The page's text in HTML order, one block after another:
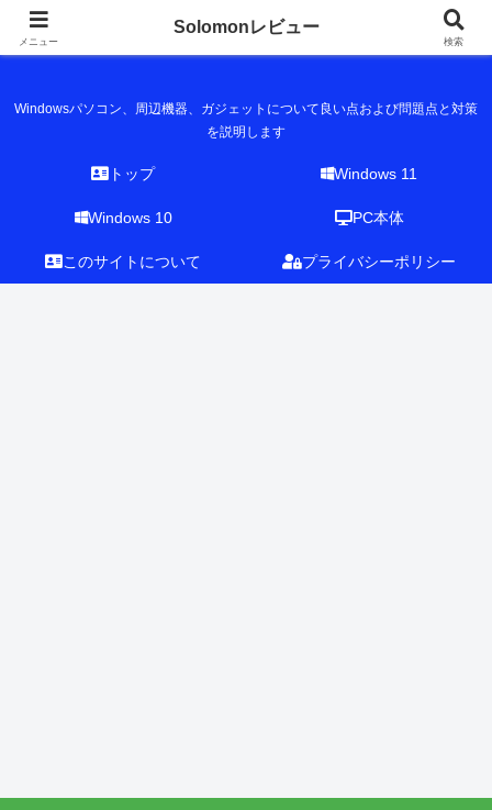
Solomonレビュー
Windowsパソコン、周辺機器、ガジェットについて良い点および問題点と対策
を説明します
トップ Windows 11
Windows 10 PC本体
このサイトについて プライバシーポリシー
メニュー
Solomonレビュー
検索